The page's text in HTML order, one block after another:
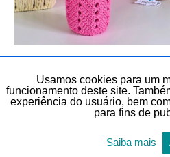
PORTA GARRAFA DE ÁGUA
TODAS AS POSTAGENS
Usamos cookies para um
funcionamento deste site.
experiência do usuário, bem
para fins de
Saiba mais